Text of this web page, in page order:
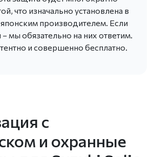
что изначально установлена в
производителем. Если
мы обязательно на них ответим.
и совершенно бесплатно.
с
и охранные